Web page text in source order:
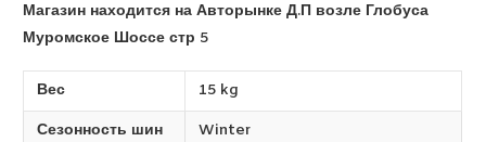
Магазин находится на Авторынке Д.П возле Глобуса
Муромское Шоссе стр 5
Вес
15 kg
Сезонность шин
Winter